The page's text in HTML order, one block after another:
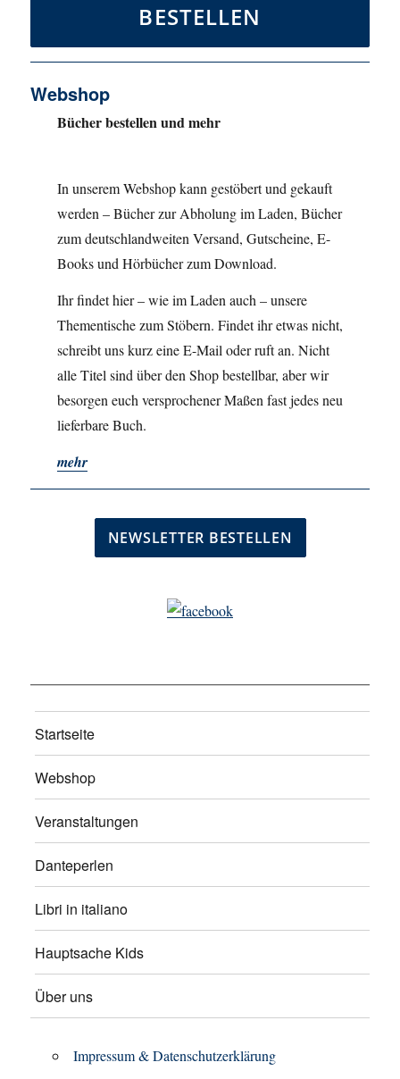
BESTELLEN
Webshop
Bücher bestellen und mehr
In unserem Webshop kann gestöbert und gekauft
werden – Bücher zur Abholung im Laden, Bücher
zum deutschlandweiten Versand, Gutscheine, E-
Books und Hörbücher zum Download.
Ihr findet hier – wie im Laden auch – unsere
Thementische zum Stöbern. Findet ihr etwas nicht,
schreibt uns kurz eine E-Mail oder ruft an. Nicht
alle Titel sind über den Shop bestellbar, aber wir
besorgen euch versprochener Maßen fast jedes neu
lieferbare Buch.
mehr
Startseite
Webshop
Veranstaltungen
Danteperlen
Libri in italiano
Hauptsache Kids
Über uns
Impressum & Datenschutzerklärung